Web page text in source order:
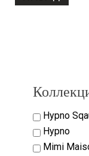
Hypno
Hypno
Mimi